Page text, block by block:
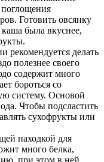
поглощения
Готовить овсянку
была вкуснее,
рекомендуется делать
полезнее своего
содержит много
бороться со
систему. Основой
Чтобы подсластить
сухофрукты или
находкой для
много белка,
при этом в ней